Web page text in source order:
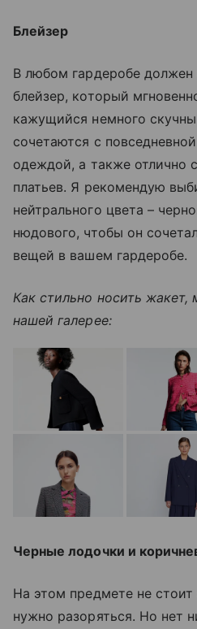
Блейзер
В любом гардеробе
блейзер, который
кажущийся немного
сочетаются с
одеждой, а также отлично
платьев. Я рекомендую
нейтрального цвета –
нюдового, чтобы он
вещей в вашем гардеробе.
Как стильно носить
нашей галерее:
Черные лодочки и
На этом предмете не
нужно разоряться. Но нет